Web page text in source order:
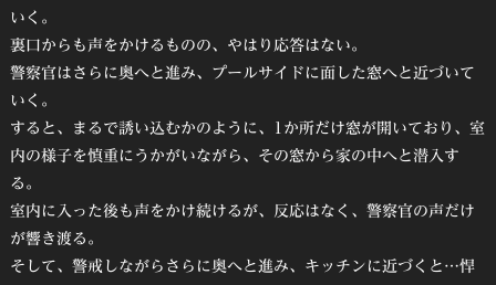
いく。
裏口からも声をかけるものの、やはり応答はない。
警察官はさらに奥へと進み、プールサイドに面した窓へと近づいて
いく。
すると、まるで誘い込むかのように、1か所だけ窓が開いており、室
内の様子を慎重にうかがいながら、その窓から家の中へと潜入す
る。
室内に入った後も声をかけ続けるが、反応はなく、警察官の声だけ
が響き渡る。
そして、警戒しながらさらに奥へと進み、キッチンに近づくと…悍